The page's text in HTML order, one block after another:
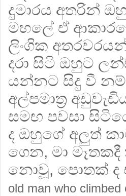
දුමාරය අතරින්
මහලේ ඒ
ලිංගික
දරා සිටි ඔහුට
යන්නට සිදු වී නම්
අල්පමාත්‍ර
සමඟ පවසා
ද ඔහුගේ අලුත්
ගෙන, මා
නොවූ, පොතක් ද
old man who